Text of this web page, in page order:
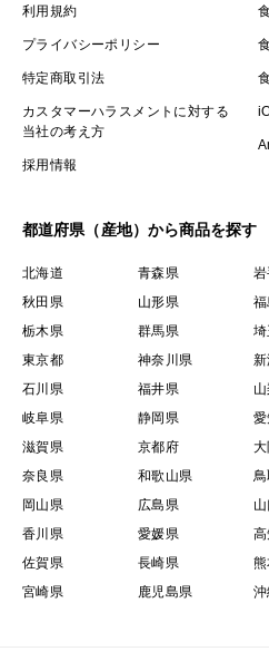
利用規約
プライバシーポリシー
特定商取引法
カスタマーハラスメントに対する
当社の考え方
採用情報
都道府県（産地）から商品を探す
北海道 青森県
秋田県
山形県
栃木県
群馬県
東京都
神奈川県
石川県
福井県
岐阜県
静岡県
滋賀県
京都府
奈良県
和歌山県
岡山県
広島県
香川県
愛媛県
佐賀県
長崎県
宮崎県
鹿児島県